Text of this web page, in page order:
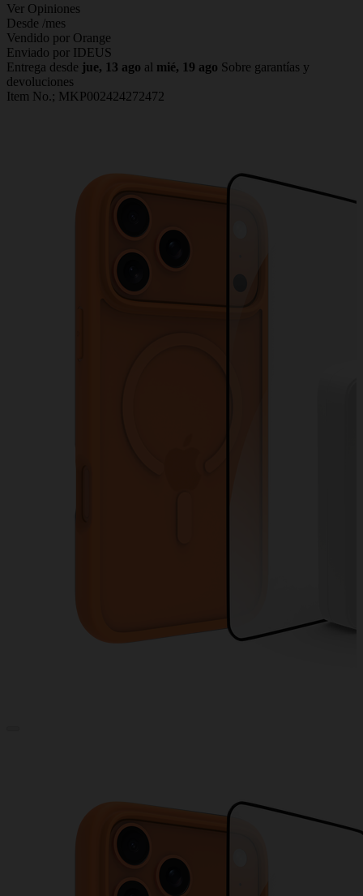
Ver Opiniones
Desde /mes
Vendido por Orange
Enviado por IDEUS
Entrega desde jue, 13 ago al mié, 19 ago Sobre garantías y
devoluciones
Item No.; MKP002424272472